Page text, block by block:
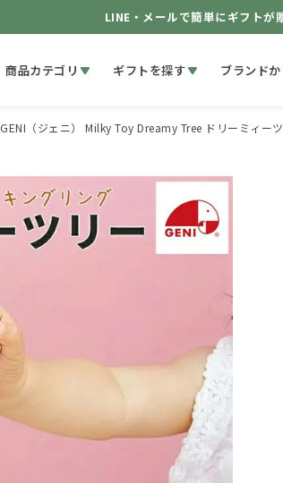
LINE・メールで簡単にギフトが
商品カテゴリ ギフトを探す ブランド
GENI（ジェニ） Milky Toy Dreamy Tree ドリーミィー